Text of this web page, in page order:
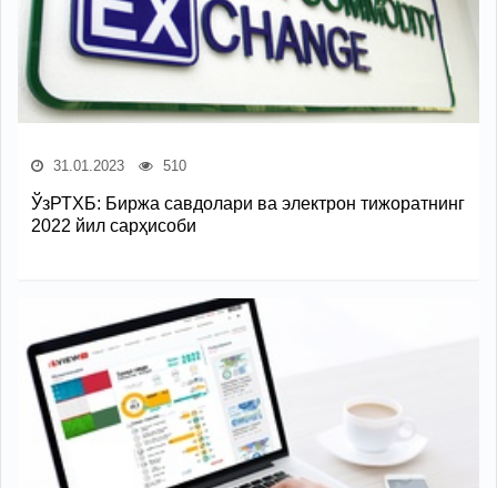
31.01.2023 510
ЎзРТХБ: Биржа савдолари ва электрон тижоратнинг
2022 йил сарҳисоби